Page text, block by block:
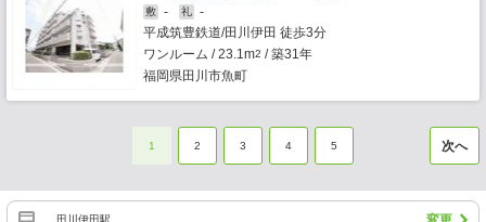
敷 - 礼
-
平成筑豊鉄道/田川伊田 徒歩3分
ワンルーム / 23.1m2 / 築31年
福岡県田川市魚町
1 2 3 4 5 次へ
田川伊田駅